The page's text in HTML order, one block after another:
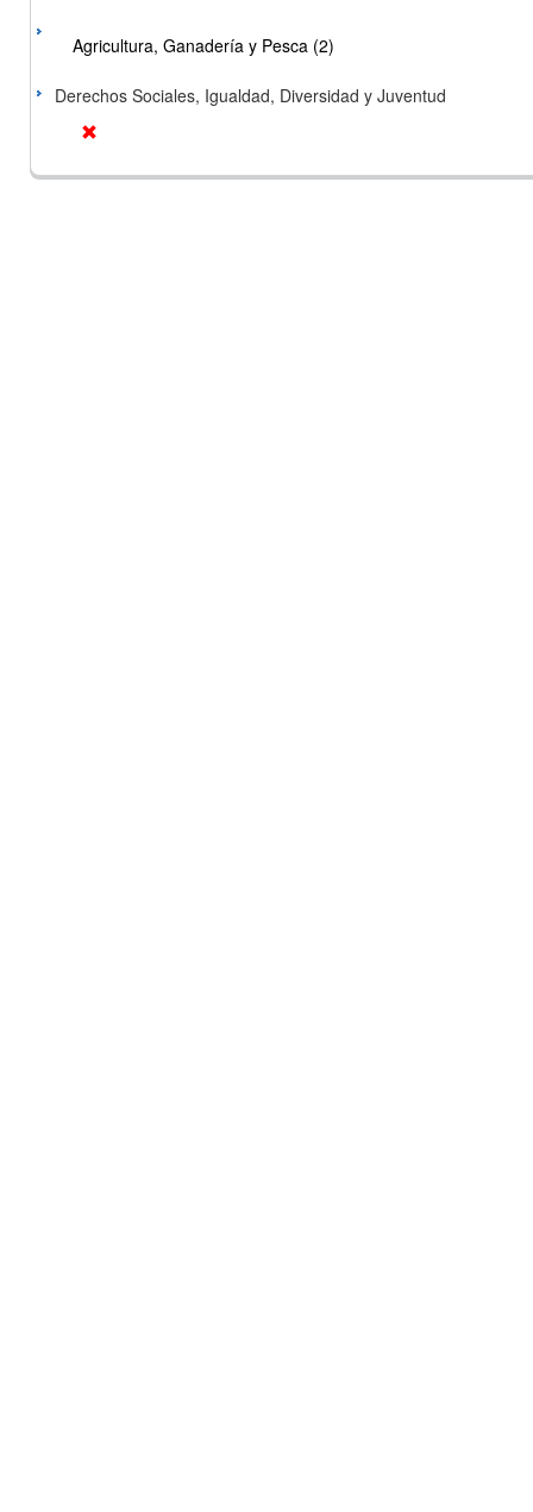
Agricultura, Ganadería y Pesca (2)
Derechos Sociales, Igualdad, Diversidad y Juventud